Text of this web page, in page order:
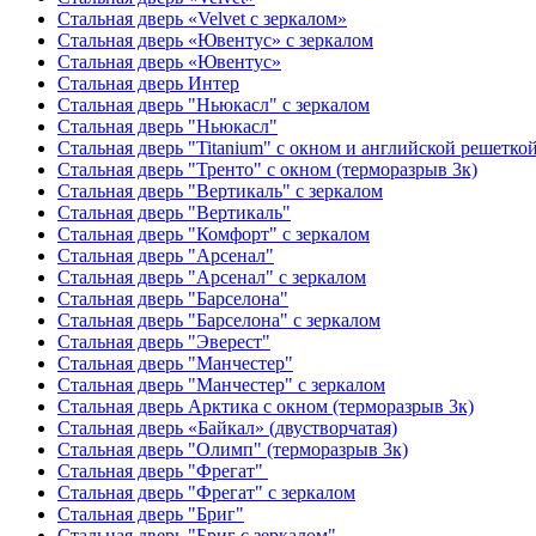
Стальная дверь «Velvet с зеркалом»
Стальная дверь «Ювентус» с зеркалом
Стальная дверь «Ювентус»
Стальная дверь Интер
Стальная дверь "Ньюкасл" с зеркалом
Стальная дверь "Ньюкасл"
Стальная дверь "Titanium" с окном и английской
Стальная дверь "Тренто" с окном (терморазрыв 3к)
Стальная дверь "Вертикаль" с зеркалом
Стальная дверь "Вертикаль"
Стальная дверь "Комфорт" с зеркалом
Стальная дверь "Арсенал"
Стальная дверь "Арсенал" с зеркалом
Стальная дверь "Барселона"
Стальная дверь "Барселона" с зеркалом
Стальная дверь "Эверест"
Стальная дверь "Манчестер"
Стальная дверь "Манчестер" с зеркалом
Стальная дверь Арктика с окном (терморазрыв 3к)
Стальная дверь «Байкал» (двустворчатая)
Стальная дверь "Олимп" (терморазрыв 3к)
Стальная дверь "Фрегат"
Стальная дверь "Фрегат" с зеркалом
Стальная дверь "Бриг"